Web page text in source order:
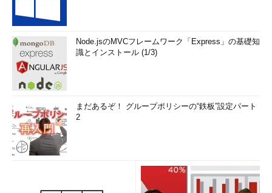
Node.jsのMVCフレームワーク「Express」の基礎知
識とインストール (1/3)
まだあるぞ！ グループポリシーの“鉄板”設定パート
2